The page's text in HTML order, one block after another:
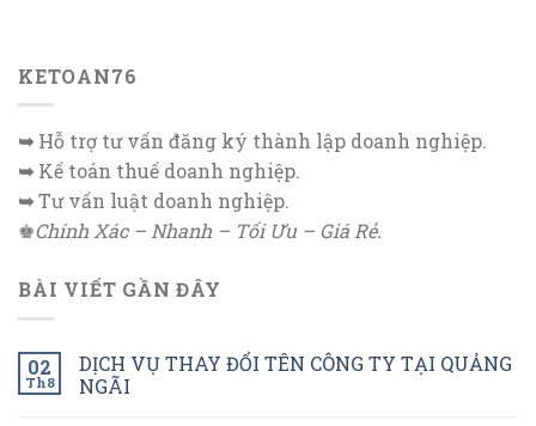
KETOAN76
➥Hỗ trợ tư vấn đăng ký thành lập doanh nghiệp.
➥Kế toán thuế doanh nghiệp.
➥Tư vấn luật doanh nghiệp.
♚Chính Xác – Nhanh – Tối Ưu – Giá Rẻ.
BÀI VIẾT GẦN ĐÂY
02
Th8
DỊCH VỤ THAY ĐỔI TÊN CÔNG TY TẠI QUẢNG
NGÃI